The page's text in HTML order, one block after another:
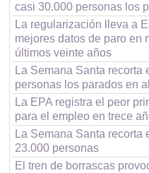
casi 30.000 personas los
La regularización lleva a
mejores datos de paro en
últimos veinte años
La Semana Santa recorta
personas los parados en
La EPA registra el peor
para el empleo en trece
La Semana Santa recorta
23.000 personas
El tren de borrascas